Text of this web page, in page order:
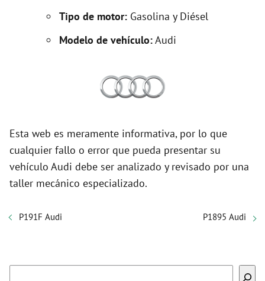
Tipo de motor: Gasolina y Diésel
Modelo de vehículo:Audi
Esta web es meramente informativa, por lo que
cualquier fallo o error que pueda presentar su
vehículo Audi debe ser analizado y revisado por una
taller mecánico especializado.
P191F Audi P1895 Audi